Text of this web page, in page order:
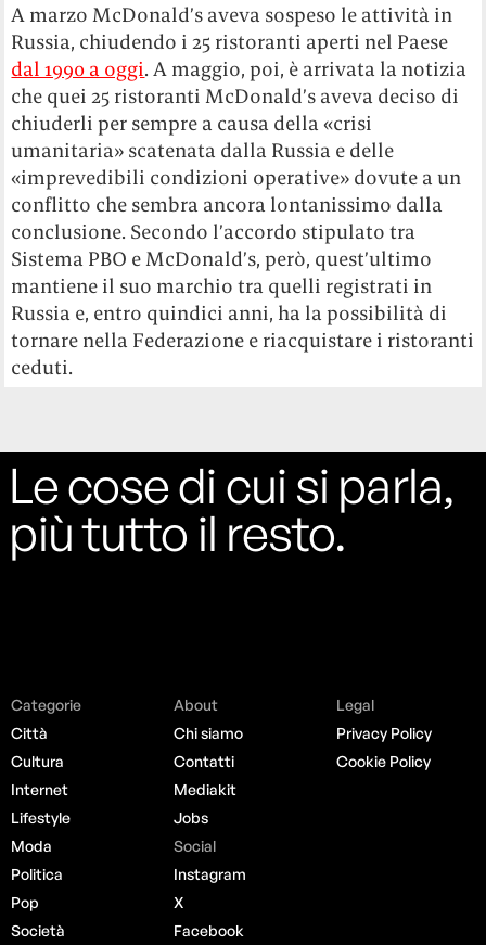
A marzo McDonald’s aveva sospeso le attività in
Russia, chiudendo i 25 ristoranti aperti nel Paese
dal 1990 a oggi. A maggio, poi, è arrivata la notizia
che quei 25 ristoranti McDonald’s aveva deciso di
chiuderli per sempre a causa della «crisi
umanitaria» scatenata dalla Russia e delle
«imprevedibili condizioni operative» dovute a un
conflitto che sembra ancora lontanissimo dalla
conclusione. Secondo l’accordo stipulato tra
Sistema PBO e McDonald’s, però, quest’ultimo
mantiene il suo marchio tra quelli registrati in
Russia e, entro quindici anni, ha la possibilità di
tornare nella Federazione e riacquistare i ristoranti
ceduti.
Le cose di cui si parla,
più tutto il resto.
Categorie
Città
Cultura
Internet
Lifestyle
Moda
Politica
Pop
Società
About
Chi siamo
Contatti
Mediakit
Jobs
Social
Instagram
X
Facebook
Legal
Privacy Policy
Cookie Policy